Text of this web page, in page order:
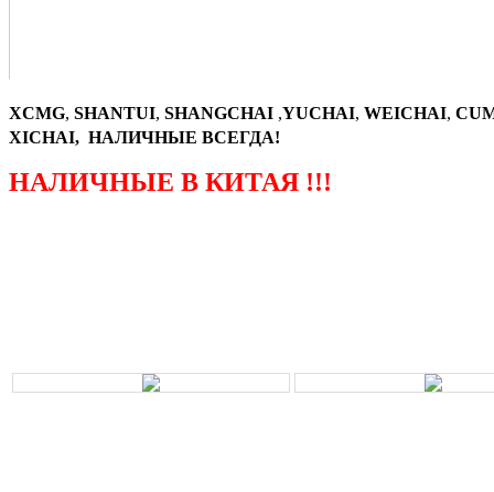
XCMG, SHANTUI, SHANGCHAI ,YUCHAI, WEICHAI,
XICHAI, НАЛИЧНЫЕ ВСЕГДА!
НАЛИЧНЫЕ В КИТАЯ !!!